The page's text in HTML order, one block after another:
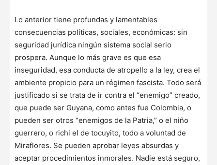
Lo anterior tiene profundas y lamentables
consecuencias políticas, sociales, económicas: sin
seguridad jurídica ningún sistema social serio
prospera. Aunque lo más grave es que esa
inseguridad, esa conducta de atropello a la ley, crea el
ambiente propicio para un régimen fascista. Todo será
justificado si se trata de ir contra el “enemigo” creado,
que puede ser Guyana, como antes fue Colombia, o
pueden ser otros “enemigos de la Patria,” o el niño
guerrero, o richi el de tocuyito, todo a voluntad de
Miraflores. Se pueden aprobar leyes absurdas y
aceptar procedimientos inmorales. Nadie está seguro,